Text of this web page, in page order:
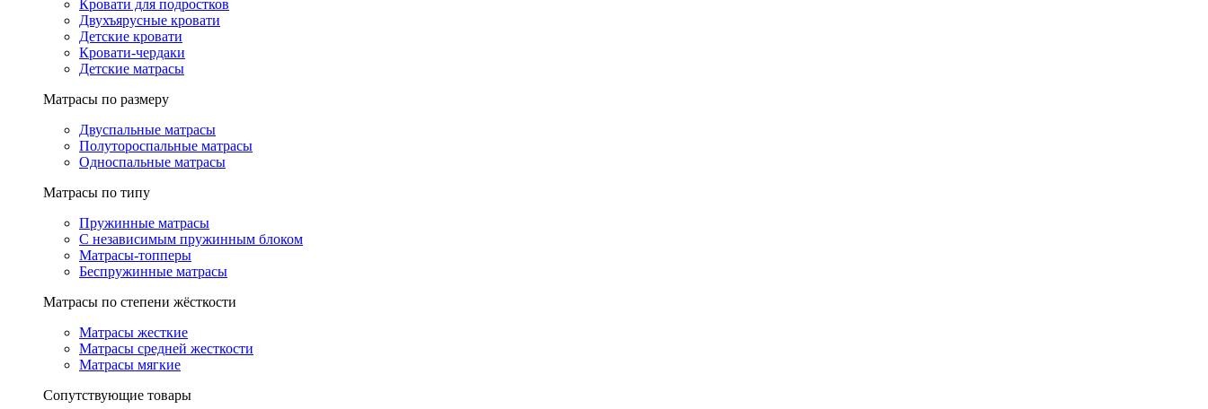
Кровати для подростков
Двухъярусные кровати
Детские кровати
Кровати-чердаки
Детские матрасы
Матрасы по размеру
Двуспальные матрасы
Полутороспальные матрасы
Односпальные матрасы
Матрасы по типу
Пружинные матрасы
С независимым пружинным блоком
Матрасы-топперы
Беспружинные матрасы
Матрасы по степени жёсткости
Матрасы жесткие
Матрасы средней жесткости
Матрасы мягкие
Сопутствующие товары